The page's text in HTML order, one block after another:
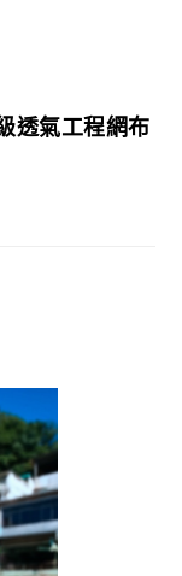
透氣工程網布